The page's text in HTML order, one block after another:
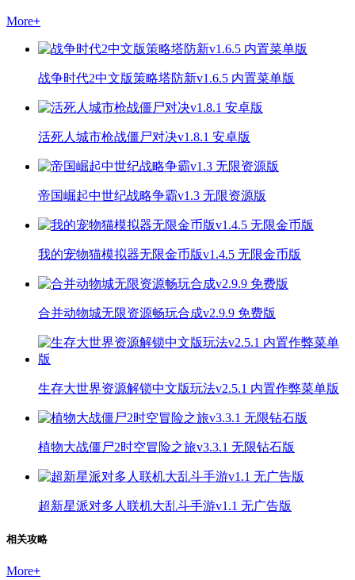
More+
战争时代2中文版策略塔防新v1.6.5 内置菜单版
活死人城市枪战僵尸对决v1.8.1 安卓版
帝国崛起中世纪战略争霸v1.3 无限资源版
我的宠物猫模拟器无限金币版v1.4.5 无限金币版
合并动物城无限资源畅玩合成v2.9.9 免费版
生存大世界资源解锁中文版玩法v2.5.1 内置作弊菜单版
植物大战僵尸2时空冒险之旅v3.3.1 无限钻石版
超新星派对多人联机大乱斗手游v1.1 无广告版
相关攻略
More+